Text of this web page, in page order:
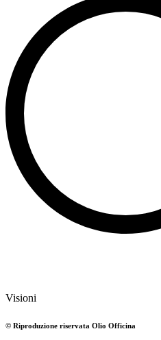
Visioni
© Riproduzione riservata Olio Officina